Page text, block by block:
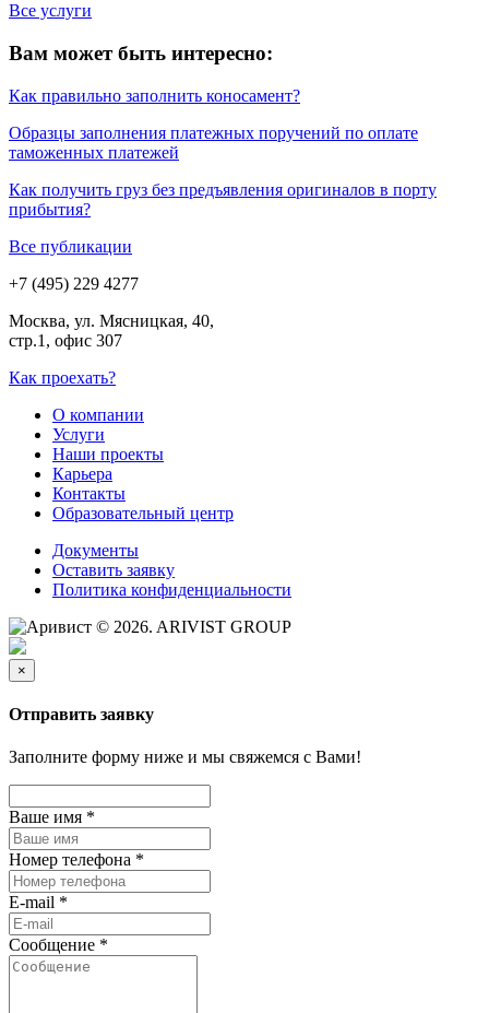
Все услуги
Вам может быть интересно:
Как правильно заполнить коносамент?
Образцы заполнения платежных поручений по оплате
таможенных платежей
Как получить груз без предъявления оригиналов в порту
прибытия?
Все публикации
+7 (495) 229 4277
Москва, ул. Мясницкая, 40,
стр.1, офис 307
Как проехать?
О компании
Услуги
Наши проекты
Карьера
Контакты
Образовательный центр
Документы
Оставить заявку
Политика конфиденциальности
© 2026. ARIVIST GROUP
×
Отправить заявку
Заполните форму ниже и мы свяжемся с Вами!
Ваше имя *
Номер телефона *
E-mail *
Сообщение *